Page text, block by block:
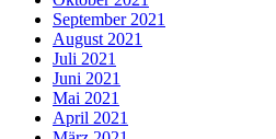
September 2021
August 2021
Juli 2021
Juni 2021
Mai 2021
April 2021